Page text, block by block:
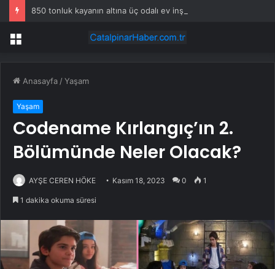
850 tonluk kayanın altına üç odalı ev inşa etti
Menü
Anasayfa /Yaşam
Yaşam
Codename Kırlangıç’ın 2.
Bölümünde Neler Olacak?
AYŞE CEREN HÖKE Kasım 18, 2023 0 1
1 dakika okuma süresi